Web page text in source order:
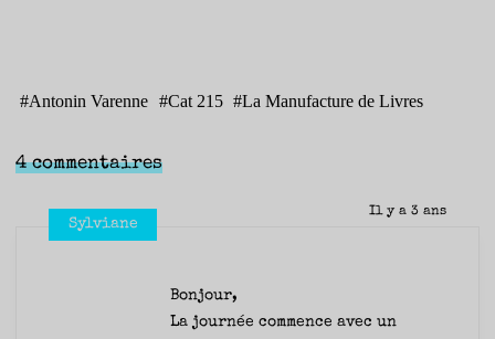
#Antonin Varenne #Cat 215 #La Manufacture de Livres
4 commentaires
Il y a 3 ans
Sylviane
Bonjour,
La journée commence avec un